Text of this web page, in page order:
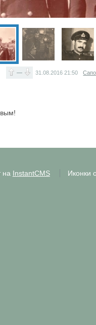
— 31.08.201621:50
на InstantCMS Иконки